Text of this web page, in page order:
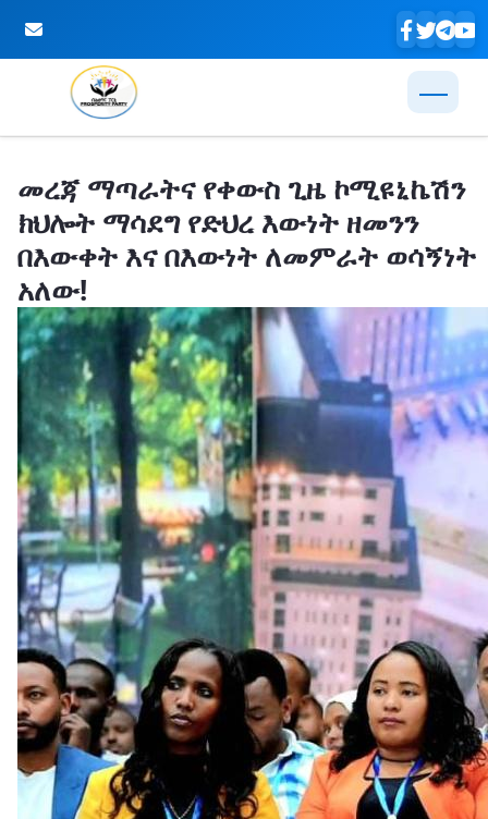
መረጃ ማጣራትና የቀውስ ጊዜ ኮሚዩኒኬሽን
ክህሎት ማሳደግ የድህረ እውነት ዘመንን
በእውቀት እና በእውነት ለመምራት ወሳኝነት
አለው!